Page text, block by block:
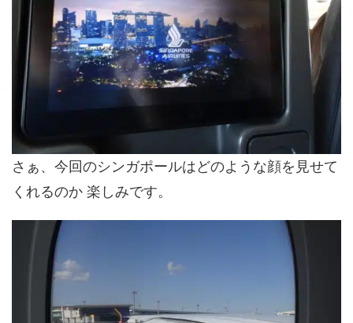
さぁ、今回のシンガポールはどのような顔を見せて
くれるのか 楽しみです。